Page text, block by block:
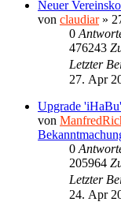
Neuer
von claudiar»
0
476243
Letzter
27. Apr
Upgrade
von
0
205964
Letzter
24. Apr